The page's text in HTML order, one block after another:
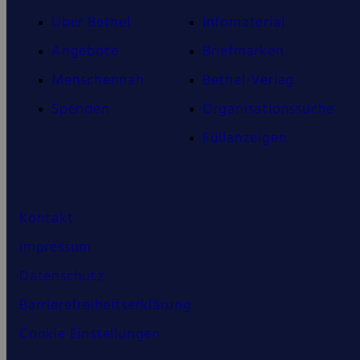
Über Bethel
Angebote
Menschennah
Spenden
Infomaterial
Briefmarken
Bethel-Verlag
Organisationssuche
Füllanzeigen
Kontakt
Impressum
Datenschutz
Barrierefreiheitserklärung
Cookie Einstellungen